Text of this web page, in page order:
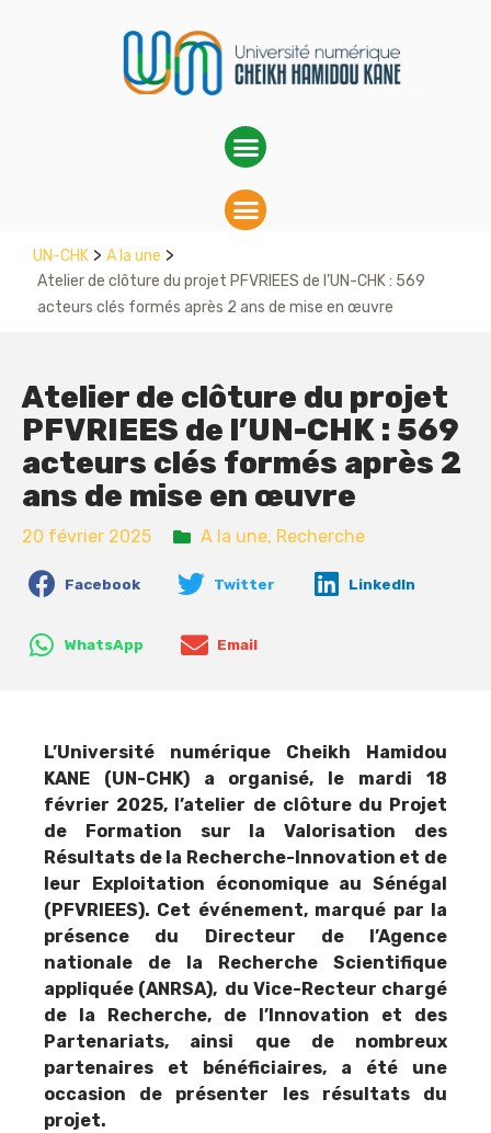
UN-CHK > A la une >
Atelier de clôture du projet PFVRIEES de l’UN-CHK : 569
acteurs clés formés après 2 ans de mise en œuvre
Atelier de clôture du projet
PFVRIEES de l’UN-CHK : 569
acteurs clés formés après 2
ans de mise en œuvre
20 février 2025 A la une, Recherche
Facebook Twitter LinkedIn
WhatsApp Email
L’Université numérique Cheikh Hamidou
KANE (UN-CHK) a organisé, le mardi 18
février 2025, l’atelier de clôture du Projet
de Formation sur la Valorisation des
Résultats de la Recherche-Innovation et de
leur Exploitation économique au Sénégal
(PFVRIEES). Cet événement, marqué par la
présence du Directeur de l’Agence
nationale de la Recherche Scientifique
appliquée (ANRSA), du Vice-Recteur chargé
de la Recherche, de l’Innovation et des
Partenariats, ainsi que de nombreux
partenaires et bénéficiaires, a été une
occasion de présenter les résultats du
projet.